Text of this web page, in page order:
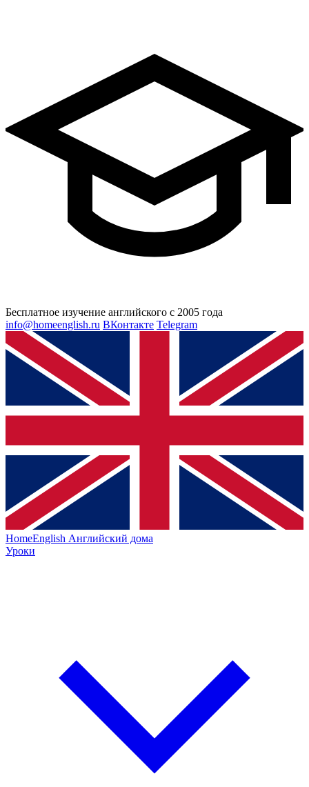
Бесплатное изучение английского с 2005 года
info@homeenglish.ru ВКонтакте Telegram
HomeEnglish Английский дома
Уроки